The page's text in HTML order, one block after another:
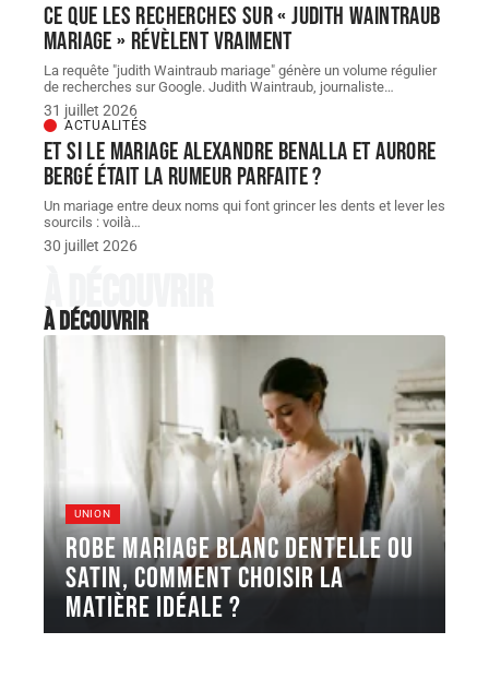
Ce que les recherches sur « judith Waintraub
mariage » révèlent vraiment
La requête "judith Waintraub mariage" génère un volume régulier
de recherches sur Google. Judith Waintraub, journaliste…
31 juillet 2026
ACTUALITÉS
Et si le Mariage Alexandre Benalla et Aurore
Bergé était la rumeur parfaite ?
Un mariage entre deux noms qui font grincer les dents et lever les
sourcils : voilà…
30 juillet 2026
À découvrir
À découvrir
UNION
Robe Mariage blanc dentelle ou
satin, comment choisir la
matière idéale ?